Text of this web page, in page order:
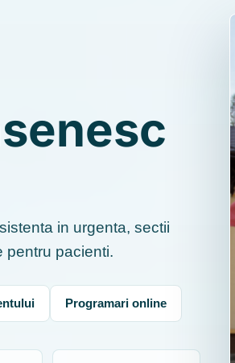
in urgenta, sectii
pentru pacienti.
Programari online